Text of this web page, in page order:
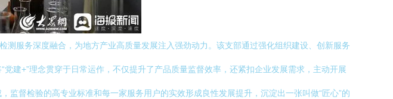
服务深度融合，为地方产业高质量发展注入强劲动力。该支部通过强化组织建设、创新服务
建+”理念贯穿于日常运作，不仅提升了产品质量监督效率，还紧扣企业发展需求，主动开展
督检验的高专业标准和每一家服务用户的实效形成良性发展提升，沉淀出一张叫做“匠心”的